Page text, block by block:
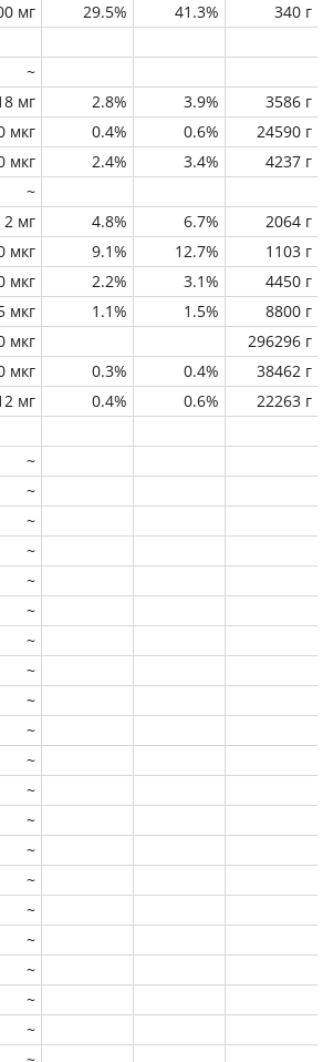
мг 29.5% 41.3% 340 г
~
мг 2.8% 3.9%
3586 г
мкг 0.4% 0.6%
24590 г
мкг 2.4% 3.4%
4237 г
~
2 мг 4.8% 6.7%
2064 г
мкг 9.1% 12.7%
1103 г
мкг 2.2% 3.1%
4450 г
мкг 1.1% 1.5%
8800 г
мкг
296296 г
мкг 0.3% 0.4%
38462 г
мг 0.4% 0.6% 22263 г
~
~
~
~
~
~
~
~
~
~
~
~
~
~
~
~
~
~
~
~